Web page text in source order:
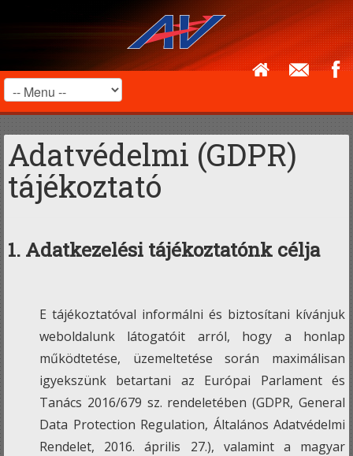
Adatvédelmi (GDPR)
tájékoztató
1. Adatkezelési tájékoztatónk célja
E tájékoztatóval informálni és biztosítani kívánjuk
weboldalunk látogatóit arról, hogy a honlap
működtetése, üzemeltetése során maximálisan
igyekszünk betartani az Európai Parlament és
Tanács 2016/679 sz. rendeletében (GDPR, General
Data Protection Regulation, Általános Adatvédelmi
Rendelet, 2016. április 27.), valamint a magyar